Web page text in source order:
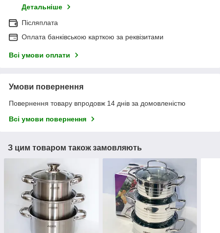
Детальніше
Післяплата
Оплата банківською карткою за реквізитами
Всі умови оплати
Умови повернення
Повернення товару впродовж 14 днів за домовленістю
Всі умови повернення
З цим товаром також замовляють